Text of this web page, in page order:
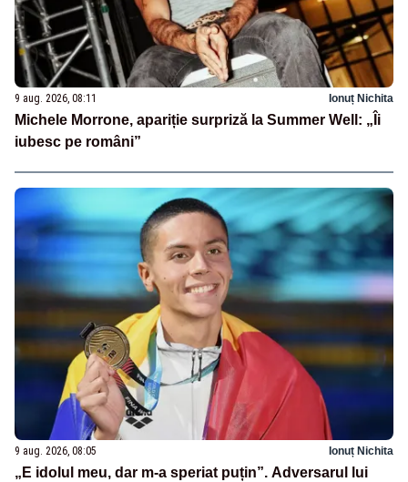
9 aug. 2026, 08:11 Ionuț Nichita
Michele Morrone, apariție surpriză la Summer Well: „Îi
iubesc pe români”
9 aug. 2026, 08:05 Ionuț Nichita
„E idolul meu, dar m-a speriat puțin”. Adversarul lui